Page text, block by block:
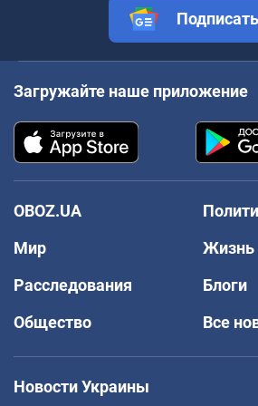
Загружайте наше приложение
OBOZ.UA
Мир
Жизнь
Расследования
Блоги
Общество
Все
Новости Украины